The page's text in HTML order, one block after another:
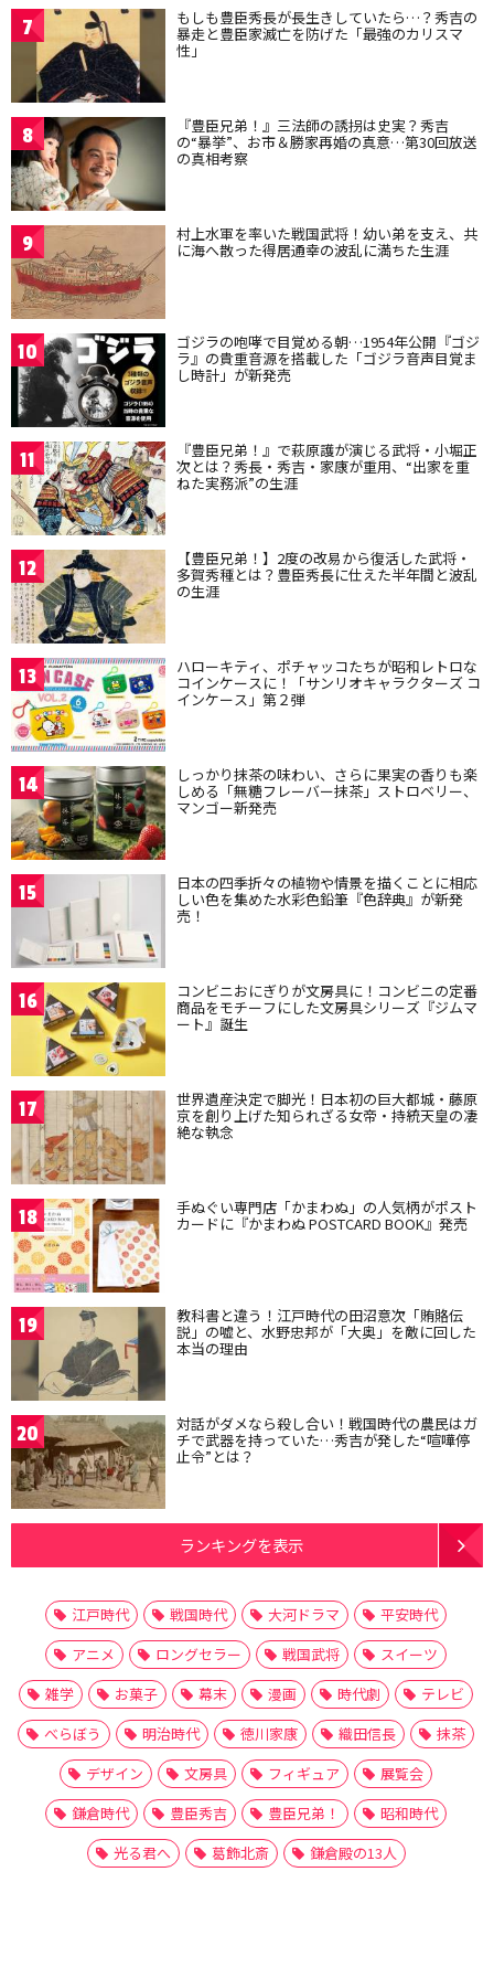
7 もしも豊臣秀長が長生きしていたら…？秀吉の
暴走と豊臣家滅亡を防げた「最強のカリスマ
性」
8 『豊臣兄弟！』三法師の誘拐は史実？秀吉
の“暴挙”、お市＆勝家再婚の真意…第30回放送
の真相考察
9 村上水軍を率いた戦国武将！幼い弟を支え、共
に海へ散った得居通幸の波乱に満ちた生涯
10 ゴジラの咆哮で目覚める朝…1954年公開『ゴジ
ラ』の貴重音源を搭載した「ゴジラ音声目覚ま
し時計」が新発売
11 『豊臣兄弟！』で萩原護が演じる武将・小堀正
次とは？秀長・秀吉・家康が重用、“出家を重
ねた実務派”の生涯
12 【豊臣兄弟！】2度の改易から復活した武将・
多賀秀種とは？豊臣秀長に仕えた半年間と波乱
の生涯
13 ハローキティ、ポチャッコたちが昭和レトロな
コインケースに！「サンリオキャラクターズ コ
インケース」第２弾
14 しっかり抹茶の味わい、さらに果実の香りも楽
しめる「無糖フレーバー抹茶」ストロベリー、
マンゴー新発売
15 日本の四季折々の植物や情景を描くことに相応
しい色を集めた水彩色鉛筆『色辞典』が新発
売！
16 コンビニおにぎりが文房具に！コンビニの定番
商品をモチーフにした文房具シリーズ『ジムマ
ート』誕生
17 世界遺産決定で脚光！日本初の巨大都城・藤原
京を創り上げた知られざる女帝・持統天皇の凄
絶な執念
18 手ぬぐい専門店「かまわぬ」の人気柄がポスト
カードに『かまわぬ POSTCARD BOOK』発売
19 教科書と違う！江戸時代の田沼意次「賄賂伝
説」の嘘と、水野忠邦が「大奥」を敵に回した
本当の理由
20 対話がダメなら殺し合い！戦国時代の農民はガ
チで武器を持っていた…秀吉が発した“喧嘩停
止令”とは？
ランキングを表示
江戸時代 戦国時代 大河ドラマ
平安時代
アニメ
ロングセラー 戦国武将
スイーツ
雑学
お菓子 幕末 漫画 時代劇
テレビ
べらぼう
明治時代 徳川家康 織田信長
抹茶
デザイン
文房具 フィギュア
展覧会
鎌倉時代
豊臣秀吉 豊臣兄弟！
昭和時代
光る君へ
葛飾北斎 鎌倉殿の13人